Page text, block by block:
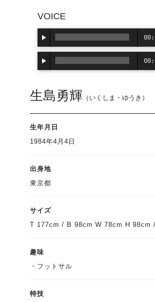
VOICE
生島勇輝 （いくしま・ゆうき）
生年月日
1984年4月4日
出身地
東京都
サイズ
T 177cm / B 98cm W 78cm H 98cm
趣味
・フットサル
特技